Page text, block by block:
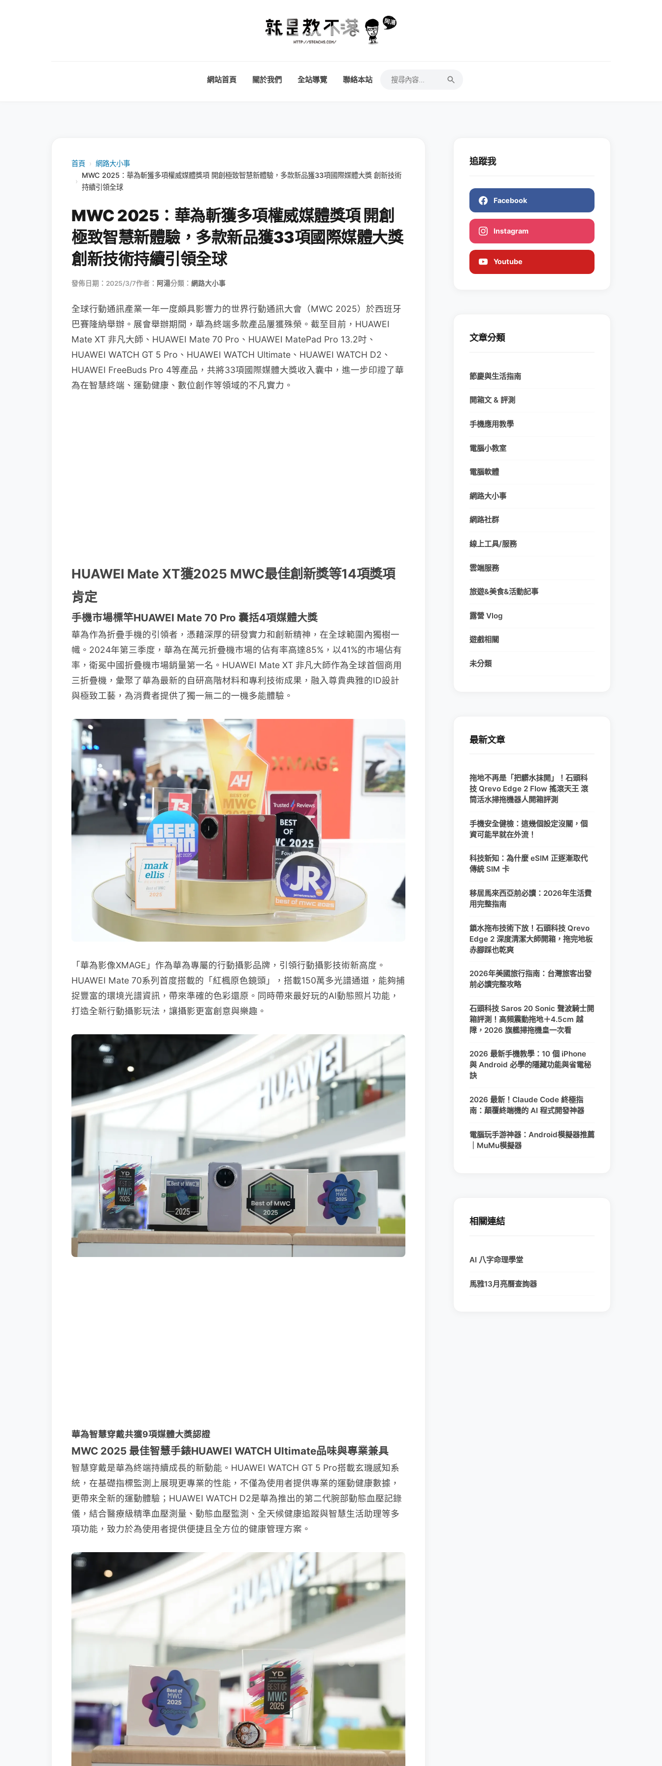
網站首頁 關於我們 全站導覽 聯絡本站
首頁 › 網路大小事
›
MWC 2025：華為斬獲多項權威媒體獎項 開創極致智慧新體驗，多款新品獲33項國際媒體大獎 創新技術
持續引領全球
MWC 2025：華為斬獲多項權威媒體獎項 開創
極致智慧新體驗，多款新品獲33項國際媒體大獎
創新技術持續引領全球
發佈日期：2025/3/7作者： 阿湯分類： 網路大小事
全球行動通訊產業一年一度頗具影響力的世界行動通訊大會（MWC 2025）於西班牙
巴賽隆納舉辦。展會舉辦期間，華為終端多款產品屢獲殊榮。截至目前，HUAWEI
Mate XT 非凡大師、HUAWEI Mate 70 Pro、HUAWEI MatePad Pro 13.2吋、
HUAWEI WATCH GT 5 Pro、HUAWEI WATCH Ultimate、HUAWEI WATCH D2、
HUAWEI FreeBuds Pro 4等產品，共將33項國際媒體大獎收入囊中，進一步印證了華
為在智慧終端、運動健康、數位創作等領域的不凡實力。
HUAWEI Mate XT獲2025 MWC最佳創新獎等14項獎項
肯定
手機市場標竿HUAWEI Mate 70 Pro 囊括4項媒體大獎
華為作為折疊手機的引領者，憑藉深厚的研發實力和創新精神，在全球範圍內獨樹一
幟。2024年第三季度，華為在萬元折疊機市場的佔有率高達85%，以41%的市場佔有
率，衛冕中國折疊機市場銷量第一名。HUAWEI Mate XT 非凡大師作為全球首個商用
三折疊機，彙聚了華為最新的自研高階材料和專利技術成果，融入尊貴典雅的ID設計
與極致工藝，為消費者提供了獨一無二的一機多能體驗。
「華為影像XMAGE」作為華為專屬的行動攝影品牌，引領行動攝影技術新高度。
HUAWEI Mate 70系列首度搭載的「紅楓原色鏡頭」，搭載150萬多光譜通道，能夠捕
捉豐富的環境光譜資訊，帶來準確的色彩還原。同時帶來最好玩的AI動態照片功能，
打造全新行動攝影玩法，讓攝影更富創意與樂趣。
華為智慧穿戴共獲9項媒體大獎認證
MWC 2025 最佳智慧手錶HUAWEI WATCH Ultimate品味與專業兼具
智慧穿戴是華為終端持續成長的新動能。HUAWEI WATCH GT 5 Pro搭載玄璣感知系
統，在基礎指標監測上展現更專業的性能，不僅為使用者提供專業的運動健康數據，
更帶來全新的運動體驗；HUAWEI WATCH D2是華為推出的第二代腕部動態血壓記錄
儀，結合醫療級精準血壓測量、動態血壓監測、全天候健康追蹤與智慧生活助理等多
項功能，致力於為使用者提供便捷且全方位的健康管理方案。
追蹤我
Facebook
Instagram
Youtube
文章分類
節慶與生活指南
開箱文 & 評測
手機應用教學
電腦小教室
電腦軟體
網路大小事
網路社群
線上工具/服務
雲端服務
旅遊&美食&活動記事
露營 Vlog
遊戲相關
未分類
最新文章
拖地不再是「把髒水抹開」！石頭科
技 Qrevo Edge 2 Flow 搖滾天王 滾
筒活水掃拖機器人開箱評測
手機安全健檢：這幾個設定沒關，個
資可能早就在外流！
科技新知：為什麼 eSIM 正逐漸取代
傳統 SIM 卡
移居馬來西亞前必讀：2026年生活費
用完整指南
鎖水拖布技術下放！石頭科技 Qrevo
Edge 2 深度清潔大師開箱，拖完地板
赤腳踩也乾爽
2026年美國旅行指南：台灣旅客出發
前必讀完整攻略
石頭科技 Saros 20 Sonic 聲波騎士開
箱評測！高頻震動拖地＋4.5cm 越
障，2026 旗艦掃拖機皇一次看
2026 最新手機教學：10 個 iPhone
與 Android 必學的隱藏功能與省電秘
訣
2026 最新！Claude Code 終極指
南：顛覆終端機的 AI 程式開發神器
電腦玩手游神器：Android模擬器推薦
｜MuMu模擬器
相關連結
AI 八字命理學堂
馬雅13月亮曆查詢器